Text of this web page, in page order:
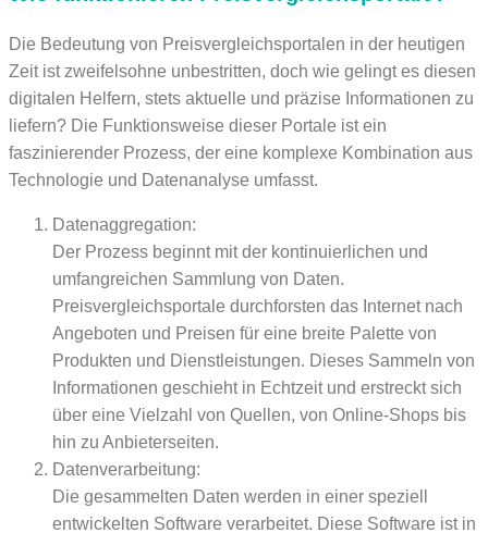
Die Bedeutung von Preisvergleichsportalen in der heutigen
Zeit ist zweifelsohne unbestritten, doch wie gelingt es diesen
digitalen Helfern, stets aktuelle und präzise Informationen zu
liefern? Die Funktionsweise dieser Portale ist ein
faszinierender Prozess, der eine komplexe Kombination aus
Technologie und Datenanalyse umfasst.
Datenaggregation:
Der Prozess beginnt mit der kontinuierlichen und
umfangreichen Sammlung von Daten.
Preisvergleichsportale durchforsten das Internet nach
Angeboten und Preisen für eine breite Palette von
Produkten und Dienstleistungen. Dieses Sammeln von
Informationen geschieht in Echtzeit und erstreckt sich
über eine Vielzahl von Quellen, von Online-Shops bis
hin zu Anbieterseiten.
Datenverarbeitung:
Die gesammelten Daten werden in einer speziell
entwickelten Software verarbeitet. Diese Software ist in